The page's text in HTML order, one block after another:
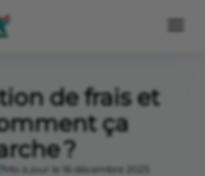
de frais et
ça
?
Mis à jour le 16 décembre 2025